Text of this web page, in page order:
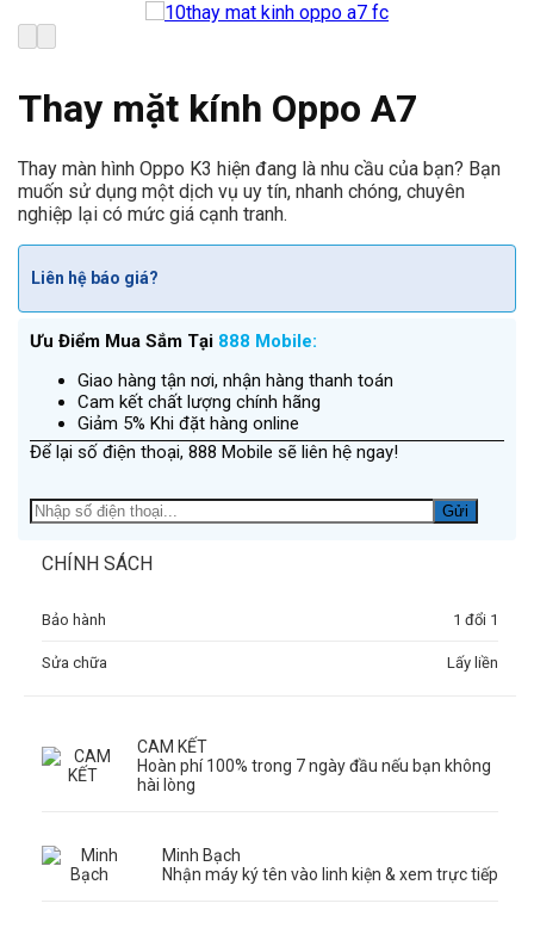
Thay mặt kính Oppo A7
Thay màn hình Oppo K3 hiện đang là nhu cầu của bạn? Bạn
muốn sử dụng một dịch vụ uy tín, nhanh chóng, chuyên
nghiệp lại có mức giá cạnh tranh.
Liên hệ báo giá?
Ưu Điểm Mua Sắm Tại 888 Mobile:
Giao hàng tận nơi, nhận hàng thanh toán
Cam kết chất lượng chính hãng
Giảm 5% Khi đặt hàng online
Để lại số điện thoại, 888 Mobile sẽ liên hệ ngay!
CHÍNH SÁCH
Bảo hành 1 đổi 1
Sửa chữa Lấy liền
CAM KẾT
Hoàn phí 100% trong 7 ngày đầu nếu bạn không
hài lòng
Minh Bạch
Nhận máy ký tên vào linh kiện & xem trực tiếp